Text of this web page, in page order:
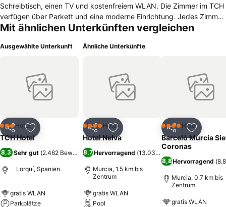
Schreibtisch, einen TV und kostenfreiem WLAN. Die Zimmer im TCH
verfügen über Parkett und eine moderne Einrichtung. Jedes Zimmer
ist mit einem Bügeleisen/-brett und ein eigenes Bad. Das
ein Buffetrestaurant nebenan. In der Café-Bar erhalten Sie Snacks
Flughafen Murcia San Javier erreichen Sie nach etwa 55
Autominuten entfernt.
Mit ähnlichen Unterkünften vergleichen
Ausgewählte Unterkunft
Teilen Zu Favoriten hinzufügen
3 SterneHotel
TCH Hotel
8,3 Sehr gut (2.462 Bewertungen)
Lorquí, Spanien
gratis WLAN
Parkplätze
Ähnliche Unterkünfte
Teilen Zu Favoriten hinzufügen
4 SterneHotel
Hotel Nelva
8,7Hervorragend (13.034 Bewertungen
Murcia, 1.5 km bis
Zentrum
gratis WLAN
Pool
Teilen Zu
4 SterneHotel
Barceló Murcia
Coronas
8,8Hervorragend (
Murcia, 0.7 km bis
Zentrum
gratis WLAN